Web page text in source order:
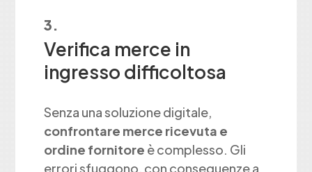
Verifica merce in
ingresso difficoltosa
Senza una soluzione digitale,
confrontare merce ricevuta e
ordine fornitore è complesso. Gli
errori sfuggono, con conseguenze a